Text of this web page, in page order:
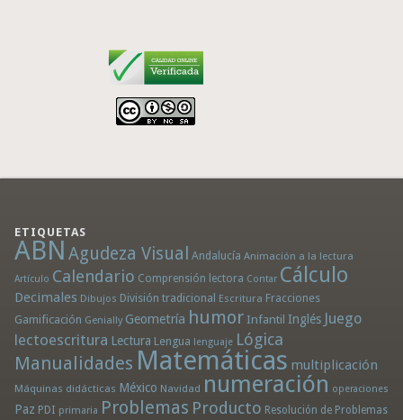
ETIQUETAS
ABN Agudeza Visual Andalucía Animación a la lectura
Artículo Calendario Comprensión lectora Contar Cálculo
Decimales Dibujos División tradicional Escritura Fracciones
Gamificación Genially Geometría humor Infantil Inglés Juego
lectoescritura Lectura Lengua lenguaje Lógica
Manualidades Matemáticas multiplicación
Máquinas didácticas México Navidad numeración operaciones
Paz PDI primaria Problemas Producto Resolución de Problemas